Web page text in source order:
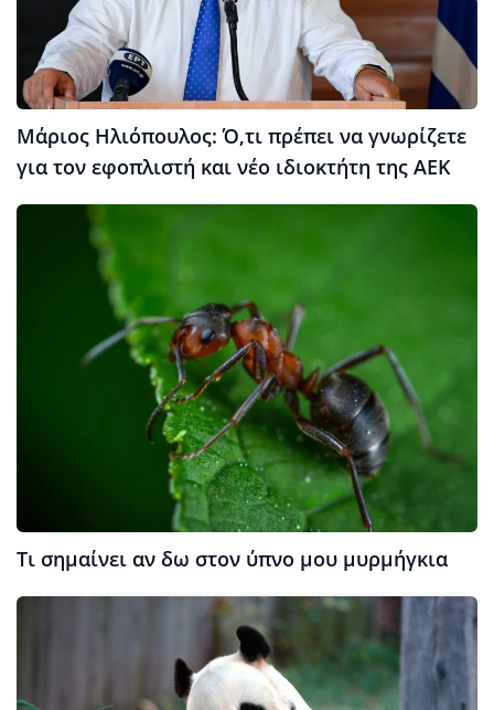
Μάριος Ηλιόπουλος: Ό,τι πρέπει να γνωρίζετε
για τον εφοπλιστή και νέο ιδιοκτήτη της ΑΕΚ
Τι σημαίνει αν δω στον ύπνο μου μυρμήγκια